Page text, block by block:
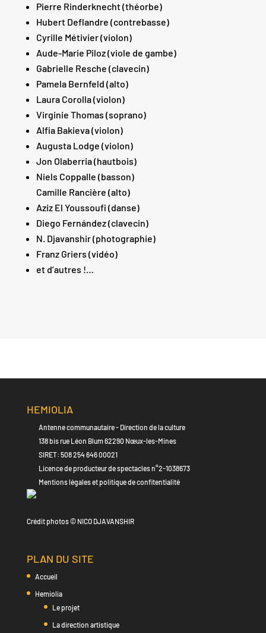
Pierre Rinderknecht (théorbe)
Hubert Deflandre (contrebasse)
Cyrille Métivier (violon)
Aude-Marie Piloz (viole de gambe)
Gabrielle Resche (clavecin)
Pamela Bernfeld (alto)
Laura Corolla (violon)
Virginie Thomas (soprano)
Alfia Bakieva (violon)
Augusta Lodge (violon)
Jon Olaberria (hautbois)
Niels Coppalle (basson)
Camille Rancière (alto)
Aziz El Youssoufi (danse)
Diego Fernández (clavecin)
N. Djavanshir (photographie)
Franz Griers (vidéo)
et d’autres !…
HEMIOLIA
Antenne communautaire - Direction de la culture
138 bis rue Léon Blum 62290 Nœux-les-Mines
SIRET: 508 254 646 00021
Licence de producteur de spectacles n°2-1038673
Mentions légales et politique de confitentialité
Crédit photos © NICO DJAVANSHIR
PLAN DU SITE
Accueil
Hemiolia
Le projet
La direction artistique